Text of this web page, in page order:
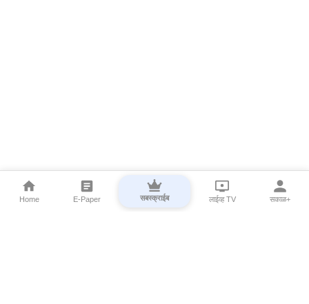
Home E-Paper सबस्क्राईब लाईव्ह TV सकाळ+